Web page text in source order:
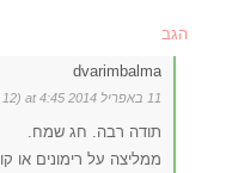
הגב
dvarimbalma
11 באפריל 2014 at 4:45 (12 שנים ago)
תודה רבה. חג שמח.
ממליצה על רימונים או